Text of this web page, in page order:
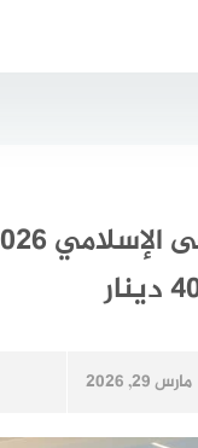
مارس 29, 2026